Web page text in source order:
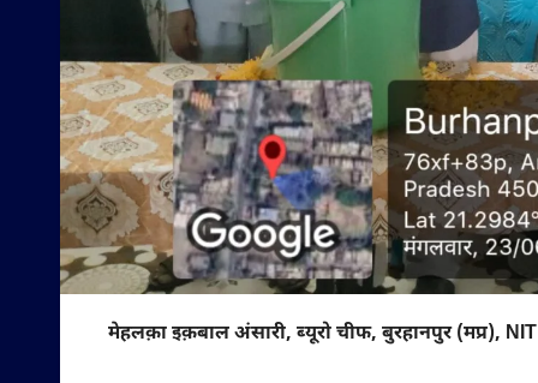
मेहलक़ा इक़बाल अंसारी, ब्यूरो चीफ, बुरहानपुर (मप्र),